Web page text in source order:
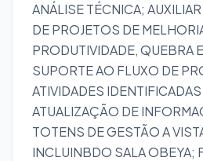
ANÁLISE TÉCNICA;
DE PROJETOS DE
PRODUTIVIDADE, QUEBRA
SUPORTE AO FLUXO DE
ATIVIDADES
ATUALIZAÇÃO DE
TOTENS DE GESTÃO A
INCLUINBDO SALA OBEYA;